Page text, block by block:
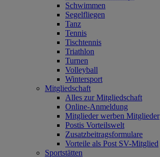
Schwimmen
Segelfliegen
Tanz
Tennis
Tischtennis
Triathlon
Turnen
Volleyball
Wintersport
Mitgliedschaft
Alles zur Mitgliedschaft
Online-Anmeldung
Mitglieder werben Mitglieder
Postis Vorteilswelt
Zusatzbeitragsformulare
Vorteile als Post SV-Mitglied
Sportstätten